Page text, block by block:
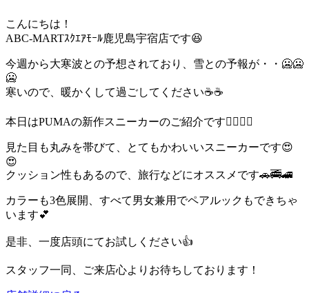
こんにちは！
ABC-MARTｽｸｴｱﾓｰﾙ鹿児島宇宿店です😆
今週から大寒波との予想されており、雪との予報が・・🥶🥶
🥶
寒いので、暖かくして過ごしてください☕☕
本日はPUMAの新作スニーカーのご紹介です💁‍♂️💁‍♂️
見た目も丸みを帯びて、とてもかわいいスニーカーです😍
😍
クッション性もあるので、旅行などにオススメです🚗🚎🚄
カラーも3色展開、すべて男女兼用でペアルックもできちゃ
います💕
是非、一度店頭にてお試しください👍
スタッフ一同、ご来店心よりお待ちしております！